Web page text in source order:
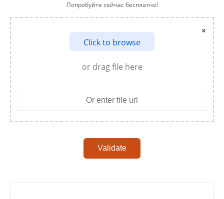
Попробуйте сейчас бесплатно!
Click to browse
or drag file here
×
Validate